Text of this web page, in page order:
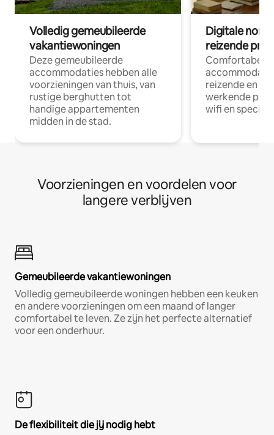
Volledig gemeubileerde
vakantiewoningen
Deze gemeubileerde
accommodaties hebben alle
voorzieningen van thuis, van
rustige berghutten tot
handige appartementen
midden in de stad.
Digitale
reizende
Comfortabele
reizende en
werkende
wifi en
Voorzieningen en voordelen voor
langere verblijven
Gemeubileerde vakantiewoningen
Volledig gemeubileerde woningen hebben een keuken
en andere voorzieningen om een maand of langer
comfortabel te leven. Ze zijn het perfecte alternatief
voor een onderhuur.
De flexibiliteit die jij nodig hebt